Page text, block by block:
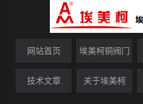
网站首页 埃美柯铜阀门
技术文章 关于埃美柯